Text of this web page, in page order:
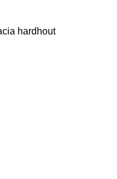
hardhout